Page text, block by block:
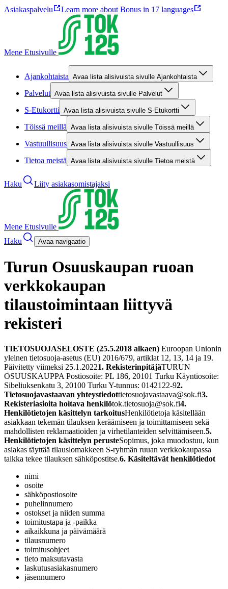
Asiakaspalvelu Learn more about Bonus in 17 languages
Mene Etusivulle
Ajankohtaista Avaa lista alisivuista sivulle Ajankohtaista
Palvelut Avaa lista alisivuista sivulle Palvelut
S-Etukortti Avaa lista alisivuista sivulle S-Etukortti
Töissä meillä Avaa lista alisivuista sivulle Töissä meillä
Vastuullisuus Avaa lista alisivuista sivulle Vastuullisuus
Tietoa meistä Avaa lista alisivuista sivulle Tietoa meistä
Haku Liity asiakasomistajaksi
Mene Etusivulle
Haku
Avaa navigaatio
Turun Osuuskaupan ruoan
verkkokaupan
tilaustoimintaan liittyvä
rekisteri
TIETOSUOJASELOSTE (25.5.2018 alkaen) Euroopan Unionin
yleinen tietosuoja-asetus (EU) 2016/679, artiklat 12, 13, 14 ja 19.
Päivitetty viimeksi 25.1.20221. RekisterinpitäjäTURUN
OSUUSKAUPPA Postiosoite: PL 186, 20101 Turku Käyntiosoite:
Sibeliuksenkatu 3, 20100 Turku Y-tunnus: 0142122-92.
Tietosuojavastaavan yhteystiedottietosuojavastaava@sok.fi3.
Rekisteriasioita hoitava henkilötok.tietosuoja@sok.fi4.
Henkilötietojen käsittelyn tarkoitusHenkilötietoja käsitellään
asiakkaan tekemän tilauksen keräämiseen ja toimittamiseen sekä
mahdollisten reklamaatioiden ja virhetilanteiden selvittämiseen.5.
Henkilötietojen käsittelyn perusteSopimus, joka muodostuu, kun
asiakas täyttää tilauslomakkeen S-ryhmän ruuan verkkokaupassa
taikka tekee tilauksen sähköpostitse.6. Käsiteltävät henkilötiedot
nimi
osoite
sähköpostiosoite
puhelinnumero
ostokset ja niiden summa
toimitustapa ja -paikka
aikaikkuna ja päivämäärä
tilausnumero
toimitusohjeet
tieto maksutavasta
laskutusasiakasnumero
jäsennumero